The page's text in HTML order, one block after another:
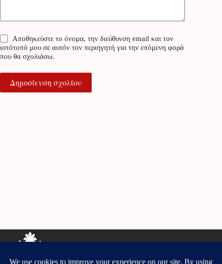
Αποθηκεύστε το όνομα, την διεύθυνση email και τον
ιστότοπό μου σε αυτόν τον περιηγητή για την επόμενη φορά
που θα σχολιάσω.
Δημοσίευση σχολίου